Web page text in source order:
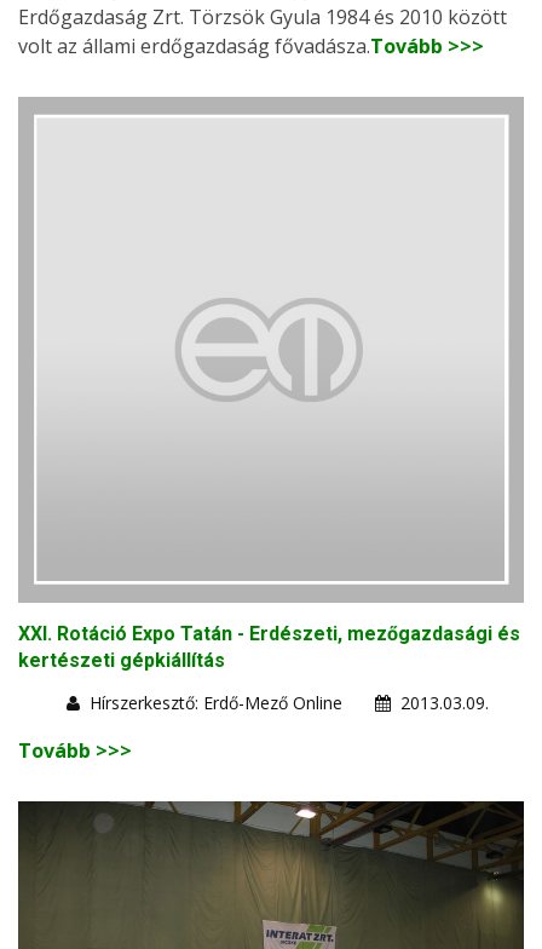
Erdőgazdaság Zrt. Törzsök Gyula 1984 és 2010 között
volt az állami erdőgazdaság fővadásza.Tovább >>>
XXI. Rotáció Expo Tatán - Erdészeti, mezőgazdasági és
kertészeti gépkiállítás
Hírszerkesztő: Erdő-Mező Online
2013.03.09.
Tovább >>>